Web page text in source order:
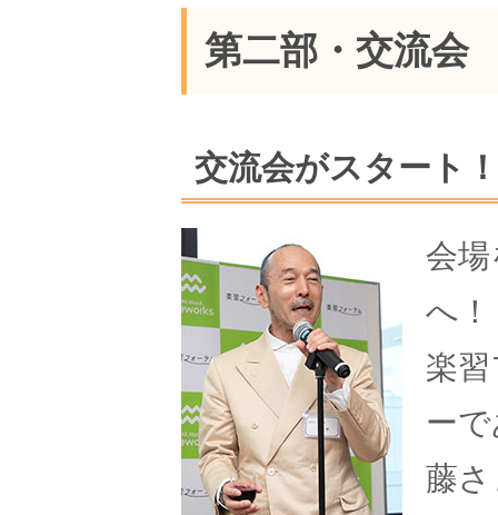
第二部・交流会
交流会がスタート！
会
へ！
楽
ー
藤